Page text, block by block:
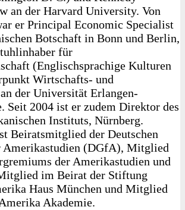
an der Harvard University. Von
er Principal Economic Specialist
Botschaft in Bonn und Berlin,
für
(Englischsprachige Kulturen
Wirtschafts- und
der Universität Erlangen-
Seit 2004 ist er zudem Direktor des
Instituts, Nürnberg.
Beiratsmitglied der Deutschen
Amerikastudien (DGfA), Mitglied
der Amerikastudien und
im Beirat der Stiftung
Haus München und Mitglied
Akademie.